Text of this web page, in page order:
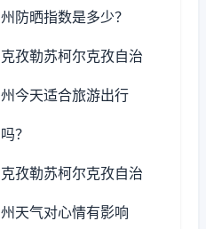
州防晒指数是多少？
克孜勒苏柯尔克孜自治
州今天适合旅游出行
吗？
克孜勒苏柯尔克孜自治
州天气对心情有影响